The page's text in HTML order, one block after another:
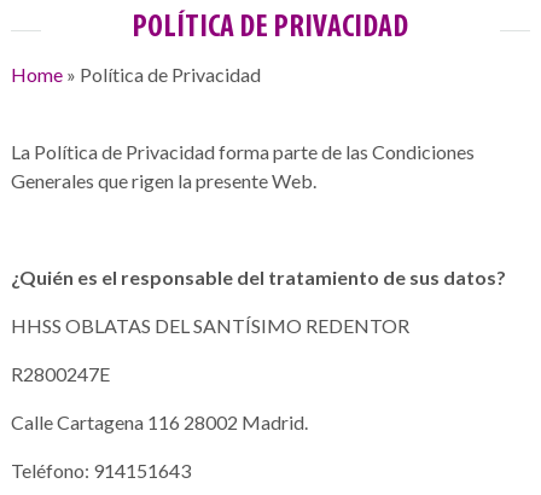
POLÍTICA DE PRIVACIDAD
Home» Política de Privacidad
La Política de Privacidad forma parte de las Condiciones
Generales que rigen la presente Web.
¿Quién es el responsable del tratamiento de sus datos?
HHSS OBLATAS DEL SANTÍSIMO REDENTOR
R2800247E
Calle Cartagena 116 28002 Madrid.
Teléfono: 914151643